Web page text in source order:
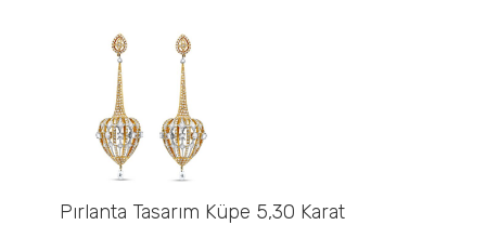
Pırlanta Tasarım Küpe 5,30 Karat